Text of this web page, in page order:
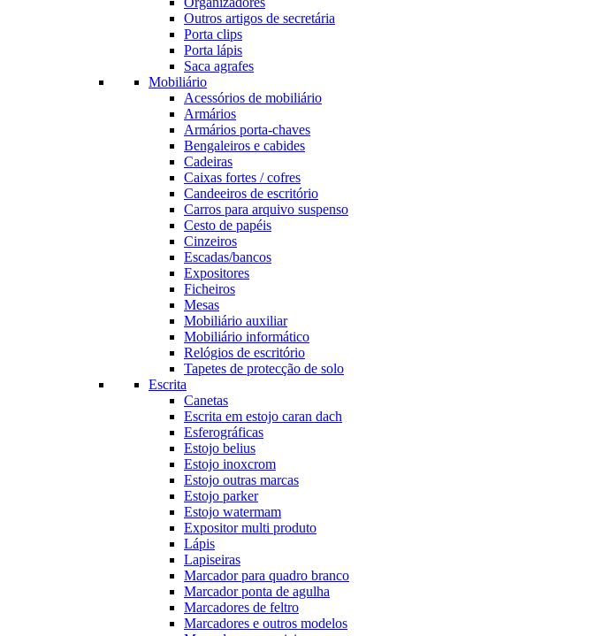
Outros artigos de secretária
Porta clips
Porta lápis
Saca agrafes
Mobiliário
Acessórios de mobiliário
Armários
Armários porta-chaves
Bengaleiros e cabides
Cadeiras
Caixas fortes / cofres
Candeeiros de escritório
Carros para arquivo suspenso
Cesto de papéis
Cinzeiros
Escadas/bancos
Expositores
Ficheiros
Mesas
Mobiliário auxiliar
Mobiliário informático
Relógios de escritório
Tapetes de protecção de solo
Escrita
Canetas
Escrita em estojo caran dach
Esferográficas
Estojo belius
Estojo inoxcrom
Estojo outras marcas
Estojo parker
Estojo watermam
Expositor multi produto
Lápis
Lapiseiras
Marcador para quadro branco
Marcador ponta de agulha
Marcadores de feltro
Marcadores e outros modelos